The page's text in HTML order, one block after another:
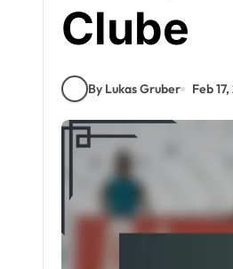
Clube
By Lukas Gruber Feb